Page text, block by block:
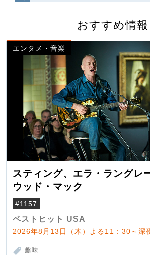
おすすめ情報
エンタメ・音楽
スティング、エラ・ラングレ
ウッド・マック
#1157
ベストヒット USA
2026年8月13日（木）よる11：30～深
趣味